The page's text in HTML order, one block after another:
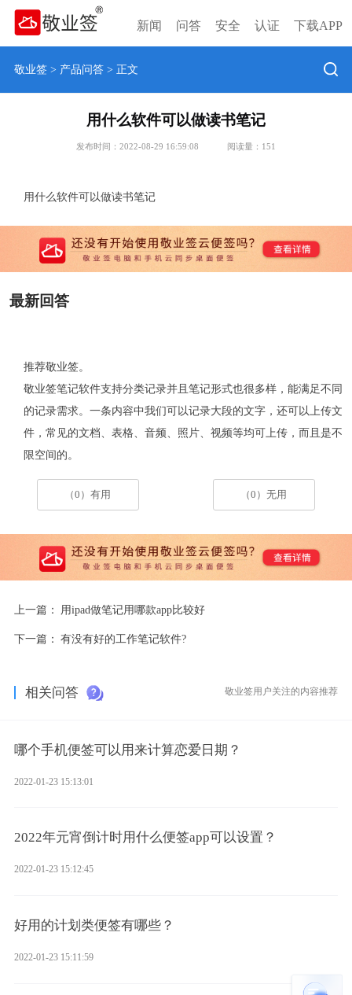
新闻 问答 安全 认证 下载APP
敬业签> 产品问答> 正文
用什么软件可以做读书笔记
发布时间：2022-08-29 16:59:08 阅读量： 151
用什么软件可以做读书笔记
最新回答
推荐敬业签。
敬业签笔记软件支持分类记录并且笔记形式也很多样，能满足不同
的记录需求。一条内容中我们可以记录大段的文字，还可以上传文
件，常见的文档、表格、音频、照片、视频等均可上传，而且是不
限空间的。
（0）有用 （0）无用
上一篇： 用ipad做笔记用哪款app比较好
下一篇： 有没有好的工作笔记软件?
相关问答 敬业签用户关注的内容推荐
哪个手机便签可以用来计算恋爱日期？
2022-01-23 15:13:01
2022年元宵倒计时用什么便签app可以设置？
2022-01-23 15:12:45
好用的计划类便签有哪些？
2022-01-23 15:11:59